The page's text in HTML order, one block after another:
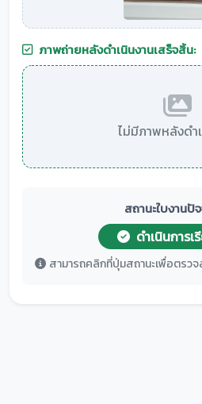
ภาพถ่ายหลังดำเนินงานเสร็จสิ้น:
ไม่มีภาพหลังดำ
สถานะใบงานปั
ดำเนินการเ
สามารถคลิกที่ปุ่มสถานะเพื่อตรว